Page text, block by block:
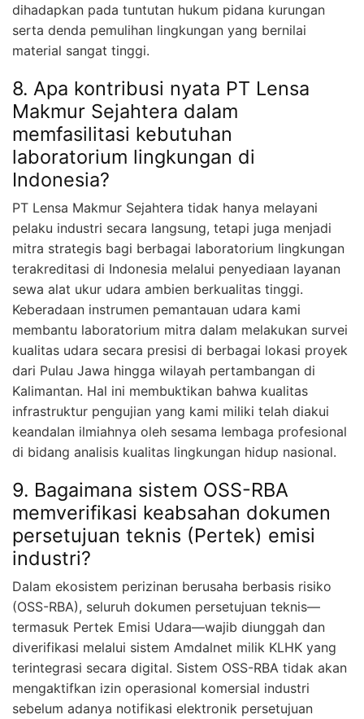
dihadapkan pada tuntutan hukum pidana kurungan
serta denda pemulihan lingkungan yang bernilai
material sangat tinggi.
8. Apa kontribusi nyata PT Lensa
Makmur Sejahtera dalam
memfasilitasi kebutuhan
laboratorium lingkungan di
Indonesia?
PT Lensa Makmur Sejahtera tidak hanya melayani
pelaku industri secara langsung, tetapi juga menjadi
mitra strategis bagi berbagai laboratorium lingkungan
terakreditasi di Indonesia melalui penyediaan layanan
sewa alat ukur udara ambien berkualitas tinggi.
Keberadaan instrumen pemantauan udara kami
membantu laboratorium mitra dalam melakukan survei
kualitas udara secara presisi di berbagai lokasi proyek
dari Pulau Jawa hingga wilayah pertambangan di
Kalimantan. Hal ini membuktikan bahwa kualitas
infrastruktur pengujian yang kami miliki telah diakui
keandalan ilmiahnya oleh sesama lembaga profesional
di bidang analisis kualitas lingkungan hidup nasional.
9. Bagaimana sistem OSS-RBA
memverifikasi keabsahan dokumen
persetujuan teknis (Pertek) emisi
industri?
Dalam ekosistem perizinan berusaha berbasis risiko
(OSS-RBA), seluruh dokumen persetujuan teknis—
termasuk Pertek Emisi Udara—wajib diunggah dan
diverifikasi melalui sistem Amdalnet milik KLHK yang
terintegrasi secara digital. Sistem OSS-RBA tidak akan
mengaktifkan izin operasional komersial industri
sebelum adanya notifikasi elektronik persetujuan